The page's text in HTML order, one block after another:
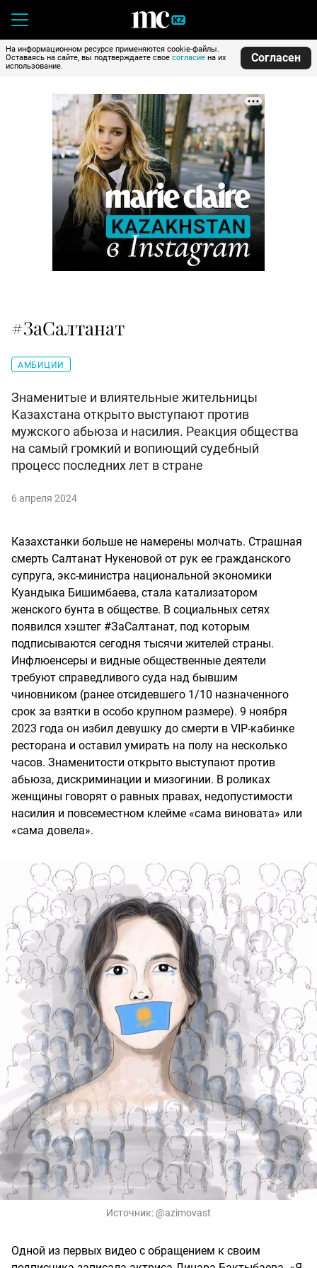
На информационном ресурсе применяются cookie-файлы.
Оставаясь на сайте, вы подтверждаете свое согласие на их
использование.
Согласен
#ЗаСалтанат
АМБИЦИИ
Знаменитые и влиятельные жительницы
Казахстана открыто выступают против
мужского абьюза и насилия. Реакция общества
на самый громкий и вопиющий судебный
процесс последних лет в стране
6 апреля 2024
Казахстанки больше не намерены молчать. Страшная
смерть Салтанат Нукеновой от рук ее гражданского
супруга, экс-министра национальной экономики
Куандыка Бишимбаева, стала катализатором
женского бунта в обществе. В социальных сетях
появился хэштег #ЗаСалтанат, под которым
подписываются сегодня тысячи жителей страны.
Инфлюенсеры и видные общественные деятели
требуют справедливого суда над бывшим
чиновником (ранее отсидевшего 1/10 назначенного
срок за взятки в особо крупном размере). 9 ноября
2023 года он избил девушку до смерти в VIP-кабинке
ресторана и оставил умирать на полу на несколько
часов. Знаменитости открыто выступают против
абьюза, дискриминации и мизогинии. В роликах
женщины говорят о равных правах, недопустимости
насилия и повсеместном клейме «сама виновата» или
«сама довела».
Источник: @azimovast
Одной из первых видео с обращением к своим